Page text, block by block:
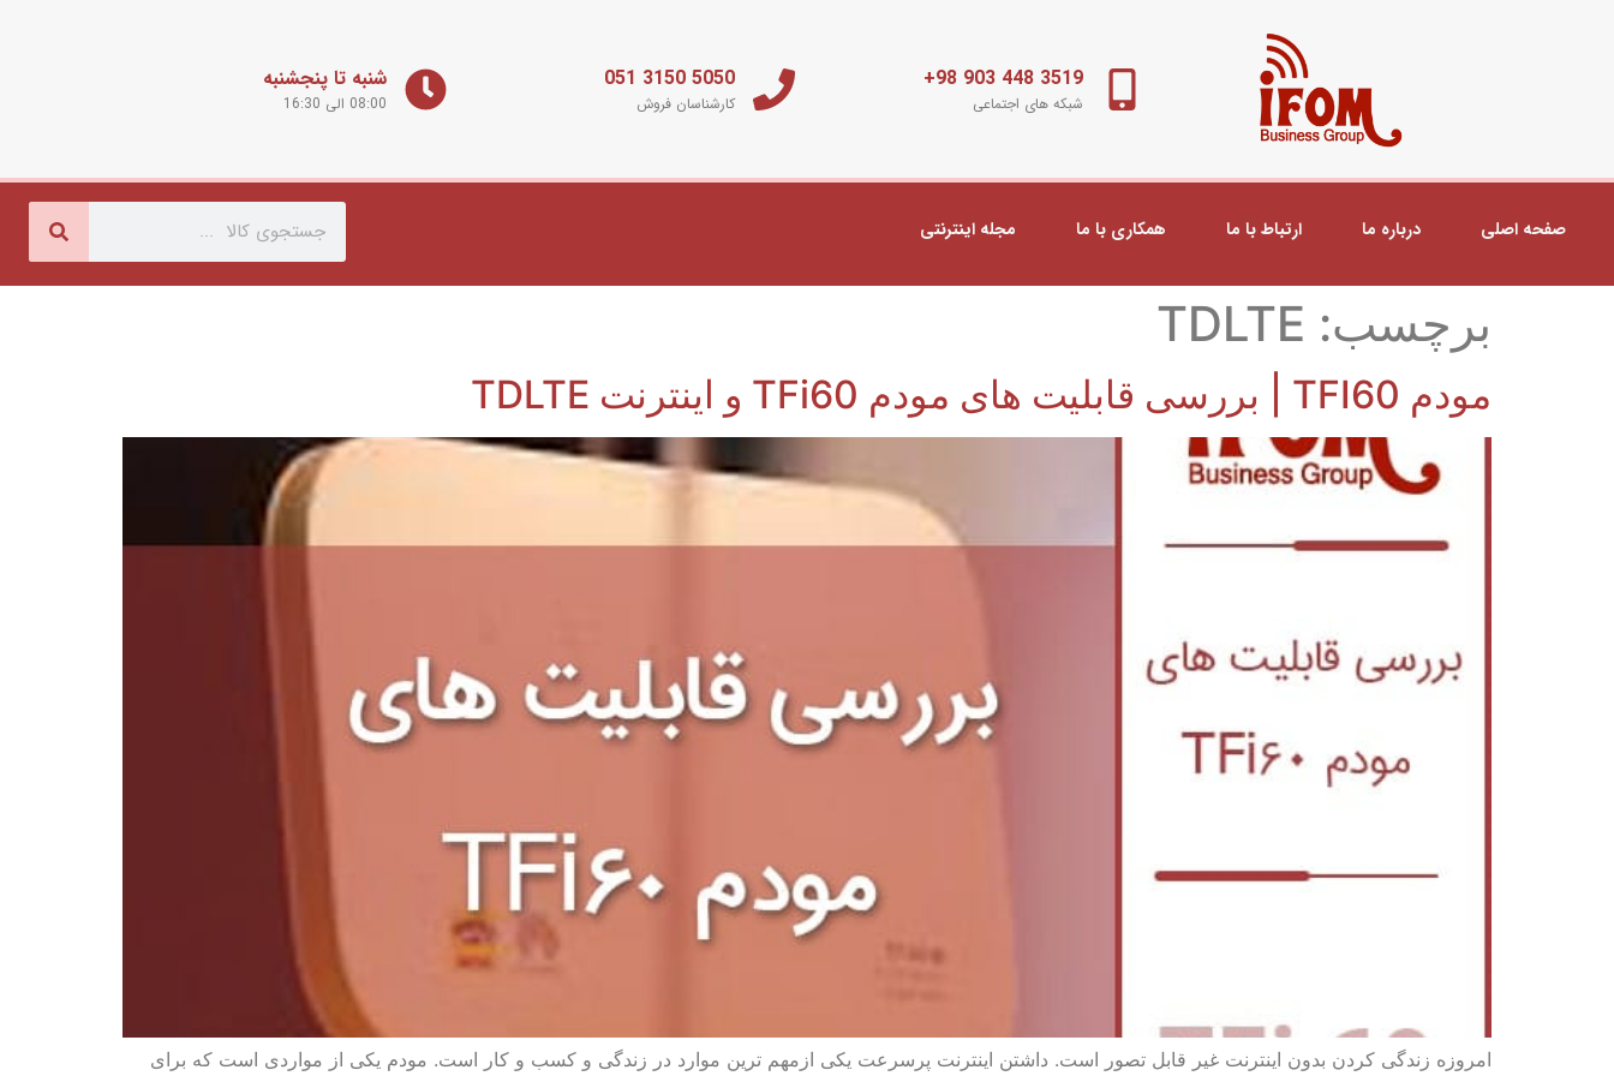
3519 448 903 98+
شبکه های اجتماعی
5050 3150 051
کارشناسان فروش
شنبه تا پنجشنبه
08:00 الی 16:30
صفحه اصلی درباره ما ارتباط با ما همکاری با ما مجله اینترنتی
برچسب: TDLTE
مودم TFI60 | بررسی قابلیت های مودم TFi60 و اینترنت TDLTE
امروزه زندگی کردن بدون اینترنت غیر قابل تصور است. داشتن اینترنت پرسرعت یکی ازمهم ترین موارد در زندگی و کسب و کار است. مودم یکی از مواردی است که برای